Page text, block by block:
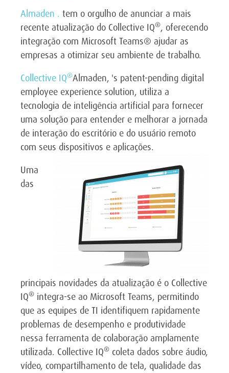
Almaden . tem o orgulho de anunciar a mais
recente atualização do Collective IQ®, oferecendo
integração com Microsoft Teams® ajudar as
empresas a otimizar seu ambiente de trabalho.
Collective IQ®Almaden, 's patent-pending digital
employee experience solution, utiliza a
tecnologia de inteligência artificial para fornecer
uma solução para entender e melhorar a jornada
de interação do escritório e do usuário remoto
com seus dispositivos e aplicações.
Uma
das
principais novidades da atualização é o Collective
IQ® integra-se ao Microsoft Teams, permitindo
que as equipes de TI identifiquem rapidamente
problemas de desempenho e produtividade
nessa ferramenta de colaboração amplamente
utilizada. Collective IQ® coleta dados sobre áudio,
vídeo, compartilhamento de tela, qualidade das